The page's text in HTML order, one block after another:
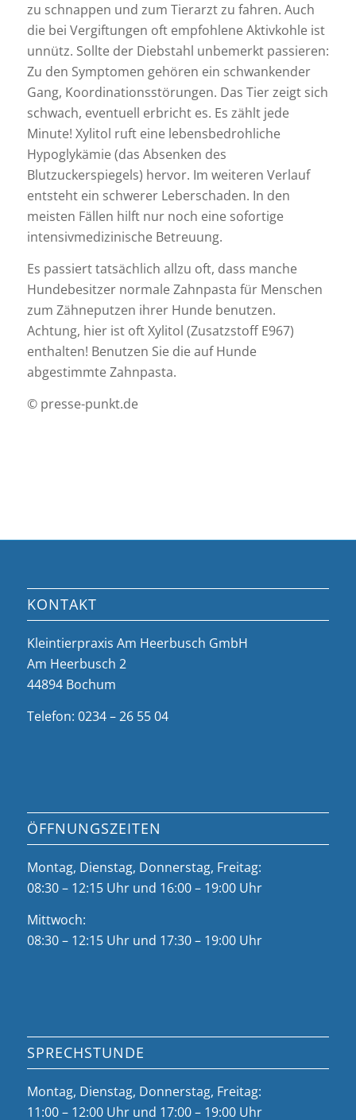
zu schnappen und zum Tierarzt zu fahren. Auch
die bei Vergiftungen oft empfohlene Aktivkohle ist
unnütz. Sollte der Diebstahl unbemerkt passieren:
Zu den Symptomen gehören ein schwankender
Gang, Koordinationsstörungen. Das Tier zeigt sich
schwach, eventuell erbricht es. Es zählt jede
Minute! Xylitol ruft eine lebensbedrohliche
Hypoglykämie (das Absenken des
Blutzuckerspiegels) hervor. Im weiteren Verlauf
entsteht ein schwerer Leberschaden. In den
meisten Fällen hilft nur noch eine sofortige
intensivmedizinische Betreuung.
Es passiert tatsächlich allzu oft, dass manche
Hundebesitzer normale Zahnpasta für Menschen
zum Zähneputzen ihrer Hunde benutzen.
Achtung, hier ist oft Xylitol (Zusatzstoff E967)
enthalten! Benutzen Sie die auf Hunde
abgestimmte Zahnpasta.
© presse-punkt.de
KONTAKT
Kleintierpraxis Am Heerbusch GmbH
Am Heerbusch 2
44894 Bochum
Telefon: 0234 – 26 55 04
ÖFFNUNGSZEITEN
Montag, Dienstag, Donnerstag, Freitag:
08:30 – 12:15 Uhr und 16:00 – 19:00 Uhr
Mittwoch:
08:30 – 12:15 Uhr und 17:30 – 19:00 Uhr
SPRECHSTUNDE
Montag, Dienstag, Donnerstag, Freitag:
11:00 – 12:00 Uhr und 17:00 – 19:00 Uhr